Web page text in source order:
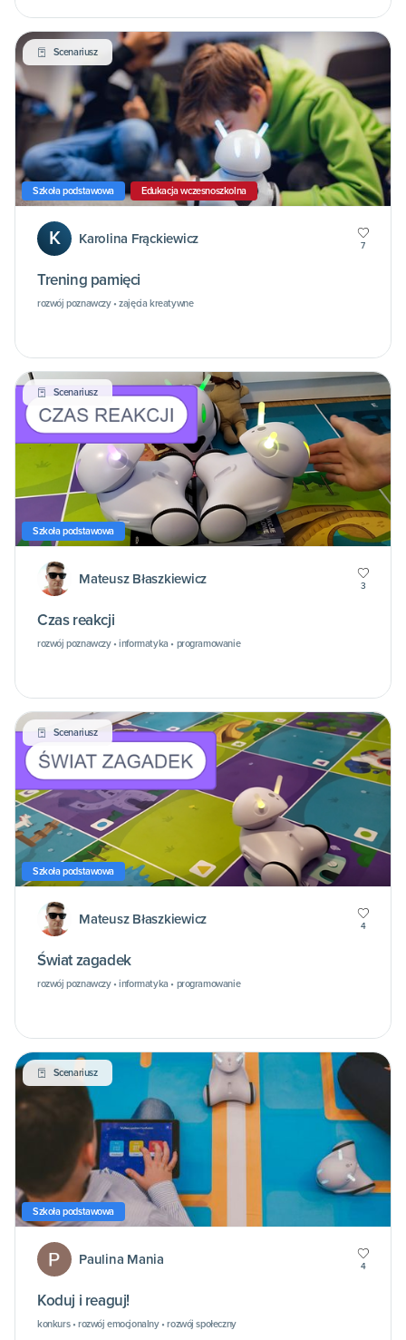
Scenariusz
Szkoła podstawowa Edukacja wczesnoszkolna
K Karolina Frąckiewicz 7
Trening pamięci
rozwój poznawczy • zajęcia kreatywne
Scenariusz
Szkoła podstawowa
Mateusz Błaszkiewicz 3
Czas reakcji
rozwój poznawczy • informatyka • programowanie
Scenariusz
Szkoła podstawowa
Mateusz Błaszkiewicz 4
Świat zagadek
rozwój poznawczy • informatyka • programowanie
Scenariusz
Szkoła podstawowa
Paulina Mania 4
Koduj i reaguj!
konkurs • rozwój emocjonalny • rozwój społeczny